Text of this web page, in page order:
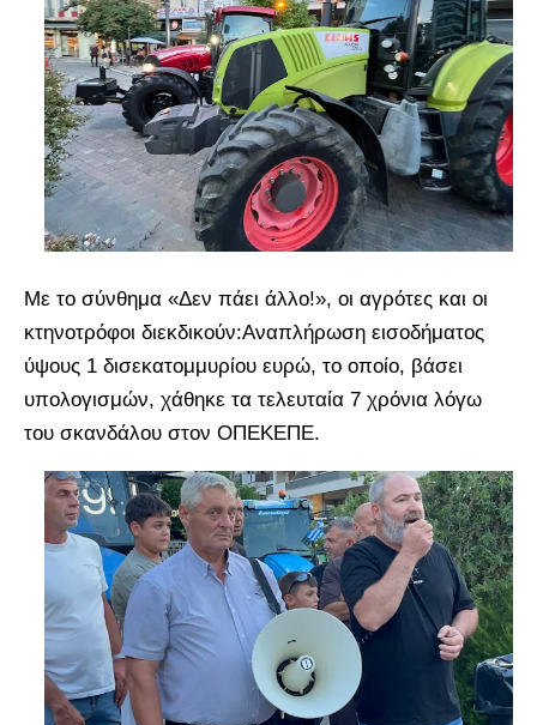
Με το σύνθημα «Δεν πάει άλλο!», οι αγρότες και οι
κτηνοτρόφοι διεκδικούν:Αναπλήρωση εισοδήματος
ύψους 1 δισεκατομμυρίου ευρώ, το οποίο, βάσει
υπολογισμών, χάθηκε τα τελευταία 7 χρόνια λόγω
του σκανδάλου στον ΟΠΕΚΕΠΕ.